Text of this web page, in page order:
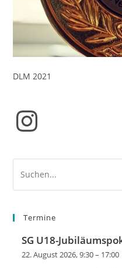
DLM 2021
Instagram
Termine
SG U18-
22. August 2026, 9:30– 17:00